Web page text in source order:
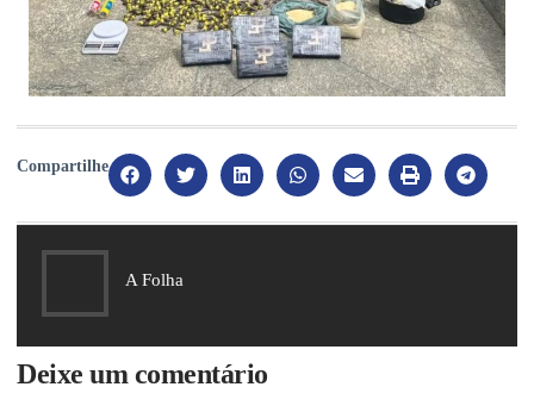
Compartilhe
A Folha
Deixe um comentário